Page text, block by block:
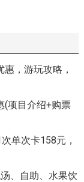
，游玩攻略，
(项目介绍+购票
单次卡158元，
、自助、水果饮